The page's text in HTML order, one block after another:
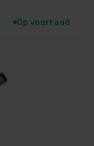
Op voorraad